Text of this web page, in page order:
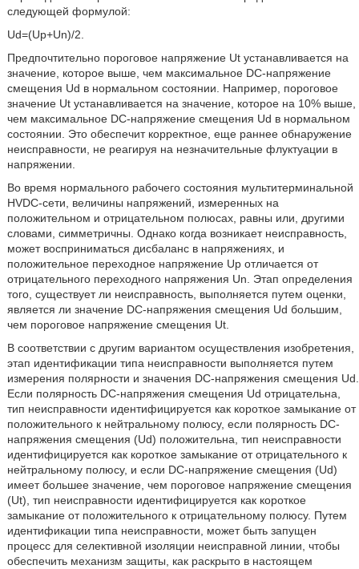
следующей формулой:
Ud=(Up+Un)/2.
Предпочтительно пороговое напряжение Ut устанавливается на
значение, которое выше, чем максимальное DC-напряжение
смещения Ud в нормальном состоянии. Например, пороговое
значение Ut устанавливается на значение, которое на 10% выше,
чем максимальное DC-напряжение смещения Ud в нормальном
состоянии. Это обеспечит корректное, еще раннее обнаружение
неисправности, не реагируя на незначительные флуктуации в
напряжении.
Во время нормального рабочего состояния мультитерминальной
HVDC-сети, величины напряжений, измеренных на
положительном и отрицательном полюсах, равны или, другими
словами, симметричны. Однако когда возникает неисправность,
может восприниматься дисбаланс в напряжениях, и
положительное переходное напряжение Up отличается от
отрицательного переходного напряжения Un. Этап определения
того, существует ли неисправность, выполняется путем оценки,
является ли значение DC-напряжения смещения Ud большим,
чем пороговое напряжение смещения Ut.
В соответствии с другим вариантом осуществления изобретения,
этап идентификации типа неисправности выполняется путем
измерения полярности и значения DC-напряжения смещения Ud.
Если полярность DC-напряжения смещения Ud отрицательна,
тип неисправности идентифицируется как короткое замыкание от
положительного к нейтральному полюсу, если полярность DC-
напряжения смещения (Ud) положительна, тип неисправности
идентифицируется как короткое замыкание от отрицательного к
нейтральному полюсу, и если DC-напряжение смещения (Ud)
имеет большее значение, чем пороговое напряжение смещения
(Ut), тип неисправности идентифицируется как короткое
замыкание от положительного к отрицательному полюсу. Путем
идентификации типа неисправности, может быть запущен
процесс для селективной изоляции неисправной линии, чтобы
обеспечить механизм защиты, как раскрыто в настоящем